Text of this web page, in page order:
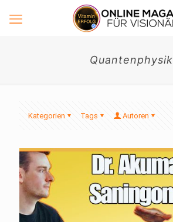
Quantenphysik
Kategorien Tags Autoren